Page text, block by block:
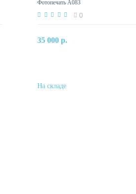
Фотопечать А083
0
35 000 р.В корзину